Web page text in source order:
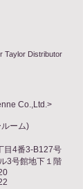
Taylor Distributor
Co.,Ltd.>
ーム)
目4番3-B127号
地下１階